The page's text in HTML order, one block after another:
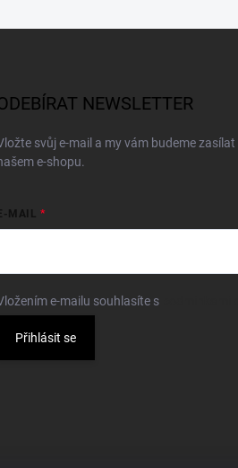
NEWSLETTER
svůj e-mail a my vám budeme
e-shopu.
E-MAIL
e-mailu souhlasíte s
Přihlásit se